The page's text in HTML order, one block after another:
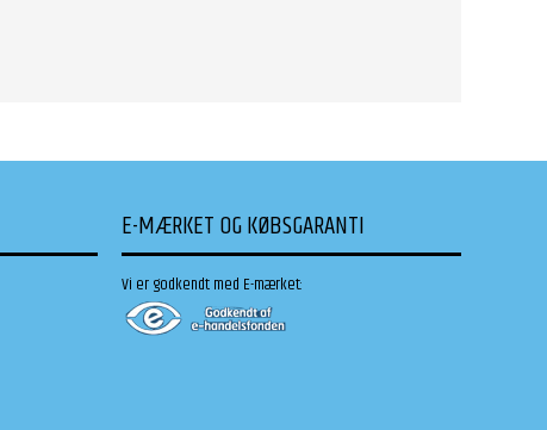
E-MÆRKET OG KØBSGARANTI
Vi er godkendt med E-mærket: